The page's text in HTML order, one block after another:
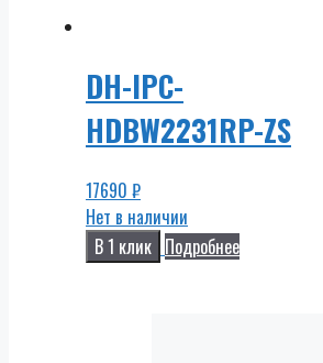
DH-IPC-
HDBW2231RP-ZS
17690 ₽
Нет в наличии
В 1 клик Подробнее